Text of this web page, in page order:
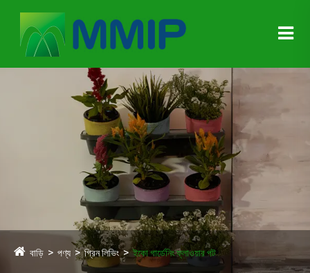
বাড়ি পণ্য গ্রিন লিভিং ইকো গার্ডেনিং ফ্লাওয়ার পট